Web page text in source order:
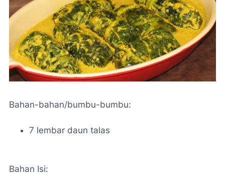
Bahan-bahan/bumbu-bumbu:
7 lembar daun talas
Bahan Isi: